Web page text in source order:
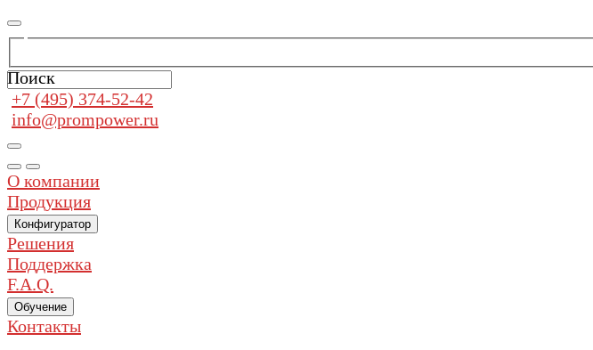
Поиск
+7 (495) 374-52-42
info@prompower.ru
О компании
Продукция
Конфигуратор
Решения
Поддержка
F.A.Q.
Обучение
Контакты